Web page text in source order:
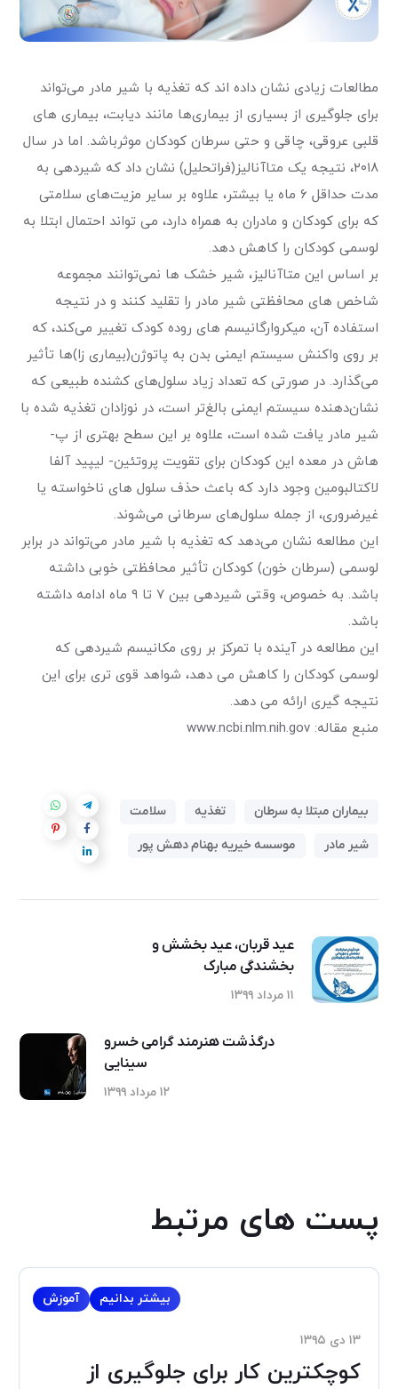
مطالعات زیادی نشان داده اند که تغذیه با شیر مادر می‌تواند
برای جلوگیری از بسیاری از بیماری‌ها مانند دیابت، بیماری های
قلبی عروقی، چاقی و حتی سرطان کودکان موثر‌باشد. اما در سال
۲۰۱۸، نتیجه یک متا‌آنالیز(فراتحلیل) نشان داد که شیردهی به
مدت حداقل ۶ ماه یا بیشتر، علاوه بر سایر مزیت‌های سلامتی
که برای کودکان و مادران به همراه دارد، می تواند احتمال ابتلا به
لوسمی کودکان را کاهش دهد.
بر اساس این متاآنالیز، شیر خشک ها نمی‌توانند مجموعه
شاخص های محافظتی شیر مادر را تقلید کنند و در نتیجه
استفاده آن، میکروارگانیسم های روده کودک تغییر می‌کند، که
بر روی واکنش سیستم ایمنی بدن به پاتوژن(بیماری زا)ها تأثیر
می‌گذارد. در صورتی که تعداد زیاد سلول‌های کشنده طبیعی که
نشان‌دهنده سیستم ایمنی بالغ‌تر است، در نوزادان تغذیه شده با
شیر مادر یافت شده است، علاوه بر این سطح بهتری از پ-
هاش در معده این کودکان برای تقویت پروتئین- لیپید آلفا
لاکتالبومین وجود دارد که باعث حذف سلول های ناخواسته یا
غیر‌ضروری، از جمله سلول‌های سرطانی می‌شوند.
این مطالعه نشان می‌دهد که تغذیه با شیر مادر می‌تواند در برابر
لوسمی (سرطان خون) کودکان تأثیر محافظتی خوبی داشته
باشد. به خصوص، وقتی شیردهی بین ۷ تا ۹ ماه ادامه داشته
باشد.
این مطالعه در آینده با تمرکز بر روی مکانیسم شیردهی که
لوسمی کودکان را کاهش می دهد، شواهد قوی تری برای این
نتیجه گیری ارائه می دهد.
منبع مقاله: www.ncbi.nlm.nih.gov
بیماران مبتلا به سرطان تغذیه
سلامت
شیر مادر
موسسه خیریه بهنام دهش پور
عید قربان، عید بخشش و
بخشندگی مبارک
۱۱ مرداد ۱۳۹۹
درگذشت هنرمند گرامی خسرو
سینایی
۱۲ مرداد ۱۳۹۹
پست های مرتبط
آموزش بیشتر بدانیم
۱۳ دی ۱۳۹۵
کوچکترین کار برای جلوگیری از